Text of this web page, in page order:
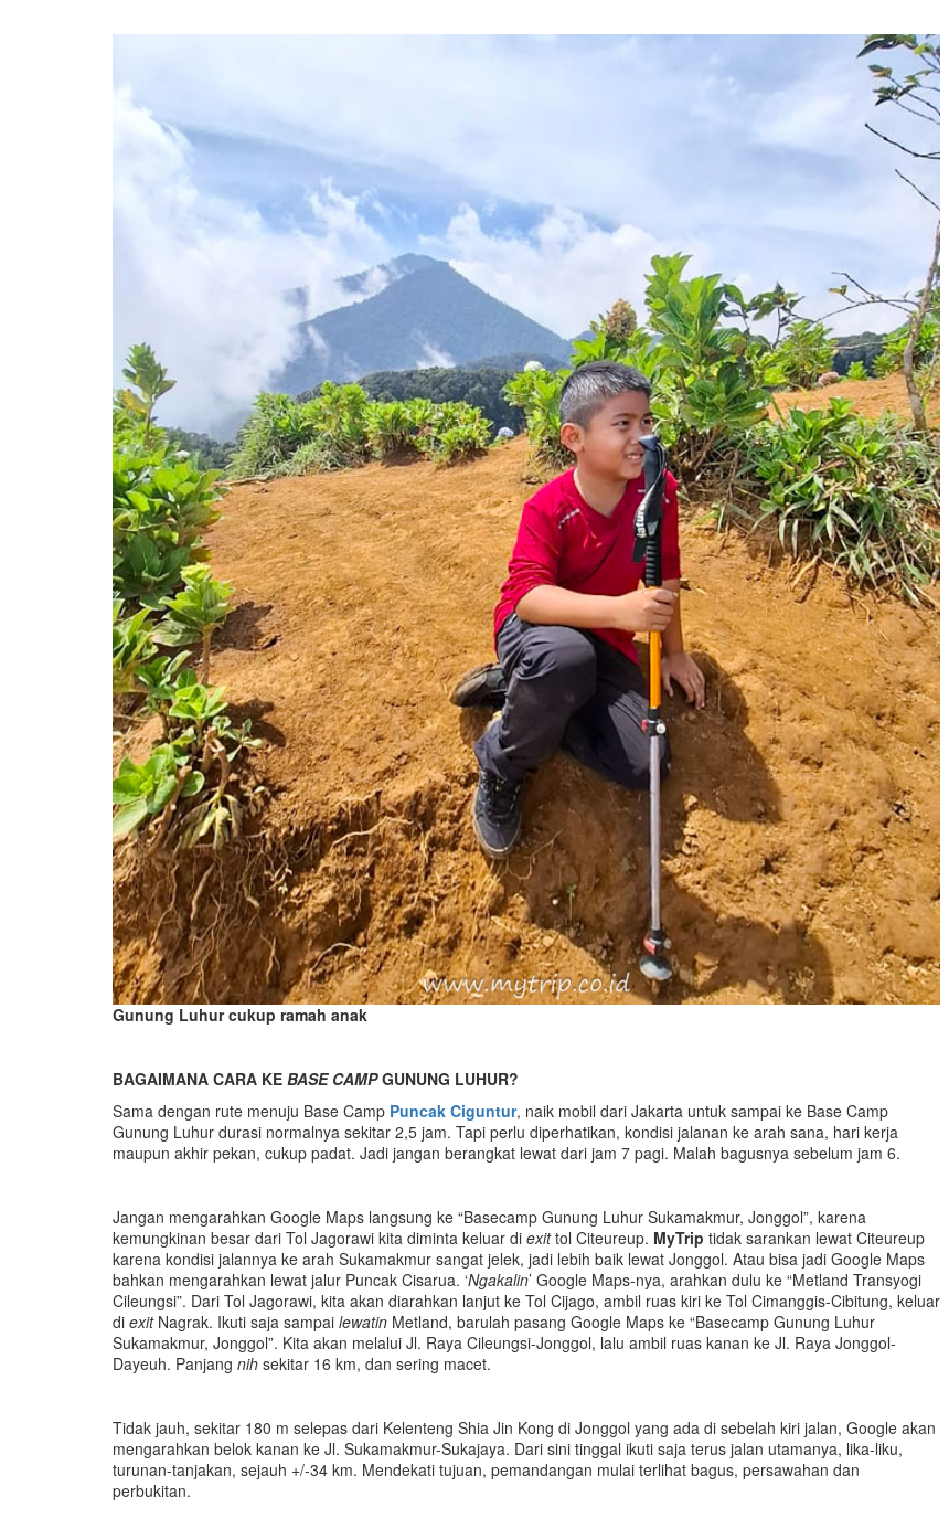
Gunung Luhur cukup ramah anak
BAGAIMANA CARA KE BASE CAMPGUNUNG LUHUR?
Sama dengan rute menuju Base Camp Puncak Ciguntur, naik mobil dari Jakarta untuk sampai ke Base Camp
Gunung Luhur durasi normalnya sekitar 2,5 jam. Tapi perlu diperhatikan, kondisi jalanan ke arah sana, hari kerja
maupun akhir pekan, cukup padat. Jadi jangan berangkat lewat dari jam 7 pagi. Malah bagusnya sebelum jam 6.
Jangan mengarahkan Google Maps langsung ke “Basecamp Gunung Luhur Sukamakmur, Jonggol”, karena
kemungkinan besar dari Tol Jagorawi kita diminta keluar di exittol Citeureup. MyTrip tidak sarankan lewat Citeureup
karena kondisi jalannya ke arah Sukamakmur sangat jelek, jadi lebih baik lewat Jonggol. Atau bisa jadi Google Maps
bahkan mengarahkan lewat jalur Puncak Cisarua. ‘Ngakalin’ Google Maps-nya, arahkan dulu ke “Metland Transyogi
Cileungsi”. Dari Tol Jagorawi, kita akan diarahkan lanjut ke Tol Cijago, ambil ruas kiri ke Tol Cimanggis-Cibitung, keluar
di exit Nagrak. Ikuti saja sampai lewatin Metland, barulah pasang Google Maps ke “Basecamp Gunung Luhur
Sukamakmur, Jonggol”. Kita akan melalui Jl. Raya Cileungsi-Jonggol, lalu ambil ruas kanan ke Jl. Raya Jonggol-
Dayeuh. Panjang nih sekitar 16 km, dan sering macet.
Tidak jauh, sekitar 180 m selepas dari Kelenteng Shia Jin Kong di Jonggol yang ada di sebelah kiri jalan, Google akan
mengarahkan belok kanan ke Jl. Sukamakmur-Sukajaya. Dari sini tinggal ikuti saja terus jalan utamanya, lika-liku,
turunan-tanjakan, sejauh +/-34 km. Mendekati tujuan, pemandangan mulai terlihat bagus, persawahan dan
perbukitan.